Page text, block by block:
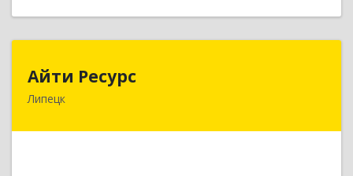
Айти Ресурс
Липецк
398024, Липецкая обл, Липецк г, Победы пр-кт,